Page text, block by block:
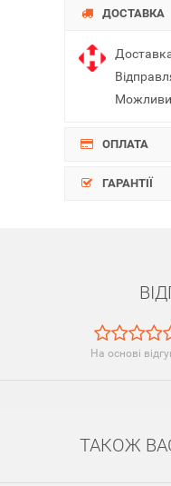
ДОСТАВКА
ОПЛАТА
ГАРАНТІЇ
На основі
ТАКОЖ